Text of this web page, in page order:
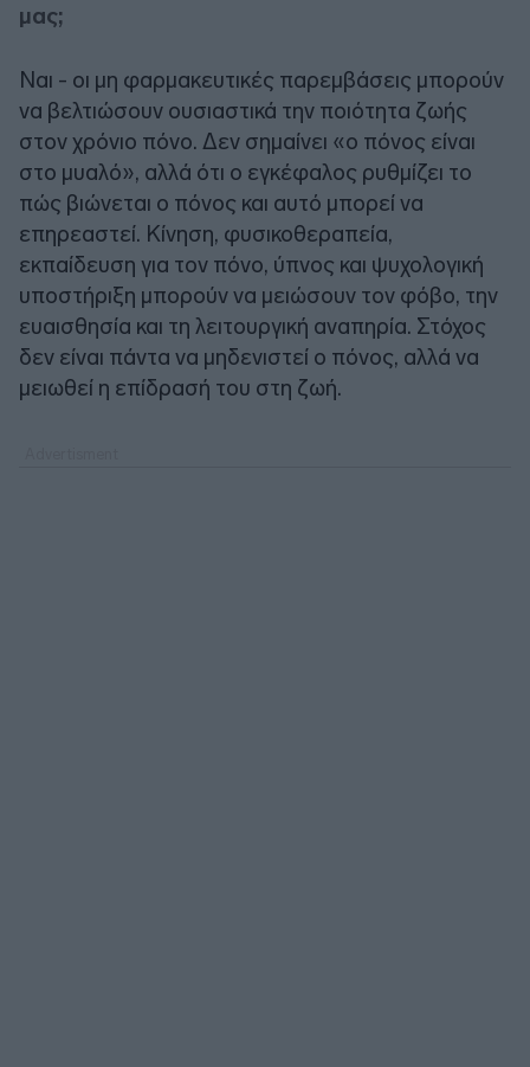
μας;
Ναι - οι μη φαρμακευτικές παρεμβάσεις μπορούν
να βελτιώσουν ουσιαστικά την ποιότητα ζωής
στον χρόνιο πόνο. Δεν σημαίνει «ο πόνος είναι
στο μυαλό», αλλά ότι ο εγκέφαλος ρυθμίζει το
πώς βιώνεται ο πόνος και αυτό μπορεί να
επηρεαστεί. Κίνηση, φυσικοθεραπεία,
εκπαίδευση για τον πόνο, ύπνος και ψυχολογική
υποστήριξη μπορούν να μειώσουν τον φόβο, την
ευαισθησία και τη λειτουργική αναπηρία. Στόχος
δεν είναι πάντα να μηδενιστεί ο πόνος, αλλά να
μειωθεί η επίδρασή του στη ζωή.